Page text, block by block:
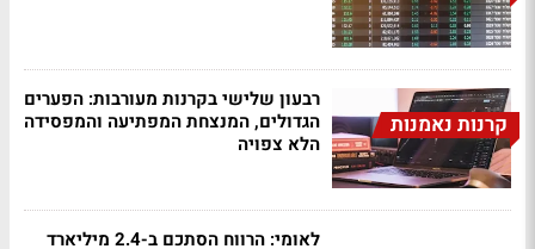
קרנות נאמנות
רבעון שלישי בקרנות מעורבות: הפערים
הגדולים, המנצחת המפתיעה והמפסידה
הלא צפויה
לאומי: הרווח הסתכם ב-2.4 מיליארד